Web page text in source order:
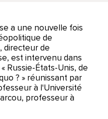
a une nouvelle fois
de
directeur de
est intervenu dans
Russie-États-Unis, de
? » réunissant par
à l'Université
professeur à